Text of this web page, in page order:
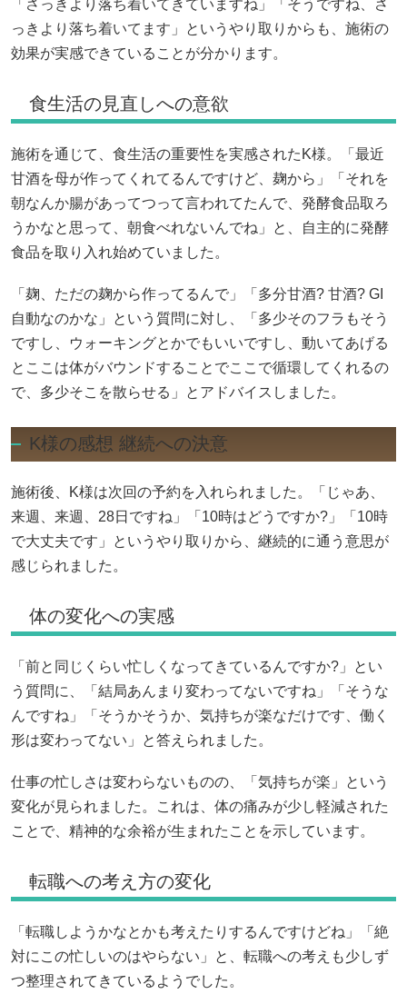
「さっきより落ち着いてきていますね」「そうですね、さ
っきより落ち着いてます」というやり取りからも、施術の
効果が実感できていることが分かります。
食生活の見直しへの意欲
施術を通じて、食生活の重要性を実感されたK様。「最近
甘酒を母が作ってくれてるんですけど、麹から」「それを
朝なんか腸があってつって言われてたんで、発酵食品取ろ
うかなと思って、朝食べれないんでね」と、自主的に発酵
食品を取り入れ始めていました。
「麹、ただの麹から作ってるんで」「多分甘酒? 甘酒? GI
自動なのかな」という質問に対し、「多少そのフラもそう
ですし、ウォーキングとかでもいいですし、動いてあげる
とここは体がバウンドすることでここで循環してくれるの
で、多少そこを散らせる」とアドバイスしました。
K様の感想 継続への決意
施術後、K様は次回の予約を入れられました。「じゃあ、
来週、来週、28日ですね」「10時はどうですか?」「10時
で大丈夫です」というやり取りから、継続的に通う意思が
感じられました。
体の変化への実感
「前と同じくらい忙しくなってきているんですか?」とい
う質問に、「結局あんまり変わってないですね」「そうな
んですね」「そうかそうか、気持ちが楽なだけです、働く
形は変わってない」と答えられました。
仕事の忙しさは変わらないものの、「気持ちが楽」という
変化が見られました。これは、体の痛みが少し軽減された
ことで、精神的な余裕が生まれたことを示しています。
転職への考え方の変化
「転職しようかなとかも考えたりするんですけどね」「絶
対にこの忙しいのはやらない」と、転職への考えも少しず
つ整理されてきているようでした。